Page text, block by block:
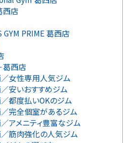
西店
GYM PRIME 葛西店
葛西店
女性専用人気ジム
安いおすすめジム
都度払いOKのジム
完全個室があるジム
アメニティ豊富なジム
筋肉強化の人気ジム